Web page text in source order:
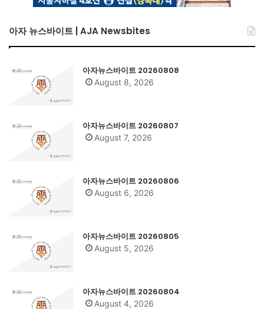
아자 뉴스바이트 | AJA Newsbites
아자뉴스바이트 20260808
August 8, 2026
아자뉴스바이트 20260807
August 7, 2026
아자뉴스바이트 20260806
August 6, 2026
아자뉴스바이트 20260805
August 5, 2026
아자뉴스바이트 20260804
August 4, 2026